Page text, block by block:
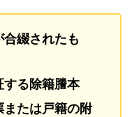
綴されたも
する除籍謄本
たは戸籍の附